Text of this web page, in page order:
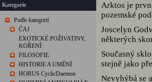
Kategorie
Podle kategorií
ČAJ
EXOTICKÉ POŽIVATINY,
KOŘENÍ
FILOSOFIE
HISTORIE A UMĚNÍ
HORUS CyclicDaemon
Arktos je
pozemské
Joscelyn
některých
Současný
stejně jako
Nevyhýbá se